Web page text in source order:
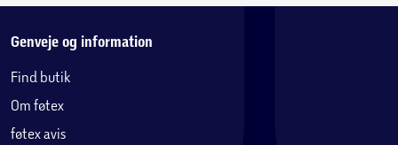
flettes til møbler, præcis som naturlig rattan.
materialet specielt velegnet til havemøbler og kræver
minimal vedligeholdelse.
Genveje og information
Find butik
Om føtex
føtex avis